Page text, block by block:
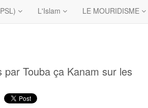
L'Islam LE MOURIDISME
par Touba ça Kanam sur les